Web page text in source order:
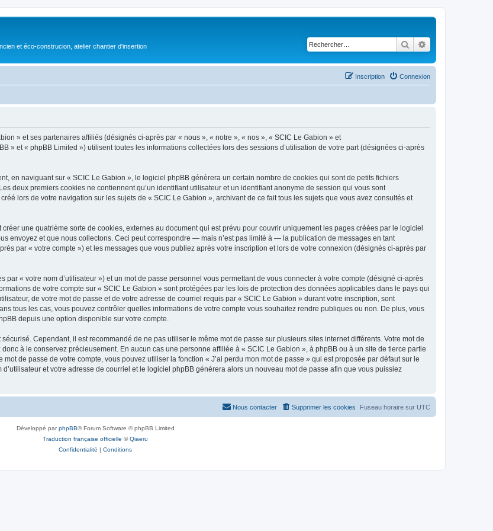
et éco-construcion, atelier chantier d'insertion Rechercher
Connexion
Inscription
» et ses partenaires affiliés (désignés ci-après par « nous », « notre », « nos », « SCIC Le Gabion » et
» et « phpBB Limited ») utilisent toutes les informations collectées lors des sessions d’utilisation de votre part (désignées ci-après
en naviguant sur « SCIC Le Gabion », le logiciel phpBB génèrera un certain nombre de cookies qui sont de petits fichiers
deux premiers cookies ne contiennent qu’un identifiant utilisateur et un identifiant anonyme de session qui vous sont
lors de votre navigation sur les sujets de « SCIC Le Gabion », archivant de ce fait tous les sujets que vous avez consultés et
une quatrième sorte de cookies, externes au document qui est prévu pour couvrir uniquement les pages créées par le logiciel
envoyez et que nous collectons. Ceci peut correspondre — mais n’est pas limité à — la publication de messages en tant
par « votre compte ») et les messages que vous publiez après votre inscription et lors de votre connexion (désignés ci-après par
« votre nom d’utilisateur ») et un mot de passe personnel vous permettant de vous connecter à votre compte (désigné ci-après
de votre compte sur « SCIC Le Gabion » sont protégées par les lois de protection des données applicables dans le pays qui
de votre mot de passe et de votre adresse de courriel requis par « SCIC Le Gabion » durant votre inscription, sont
tous les cas, vous pouvez contrôler quelles informations de votre compte vous souhaitez rendre publiques ou non. De plus, vous
depuis une option disponible sur votre compte.
Cependant, il est recommandé de ne pas utiliser le même mot de passe sur plusieurs sites internet différents. Votre mot de
à le conservez précieusement. En aucun cas une personne affiliée à « SCIC Le Gabion », à phpBB ou à un site de tierce partie
de passe de votre compte, vous pouvez utiliser la fonction « J’ai perdu mon mot de passe » qui est proposée par défaut sur le
et votre adresse de courriel et le logiciel phpBB générera alors un nouveau mot de passe afin que vous puissiez
Fuseau horaire sur UTC
Supprimer les cookies
Nous contacter
Développé parphpBB® Forum Software © phpBB Limited
Traduction française officielle ©Qiaeru
Confidentialité | Conditions